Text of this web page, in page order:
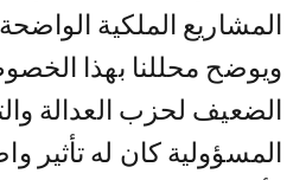
المشاريع الملكية
ويوضح محللنا بهذا
الضعيف لحزب العدالة
المسؤولية كان له تأثير